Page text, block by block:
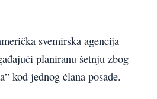
svemirska agencija
planiranu šetnju zbog
kod jednog člana posade.